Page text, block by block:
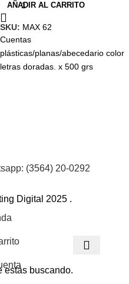
AÑADIR AL CARRITO
SKU: MAX 62
Cuentas
plásticas/planas/abecedario color
letras doradas. x 500 grs
(3564) 20-0292
Digital 2025 .
estás buscando.